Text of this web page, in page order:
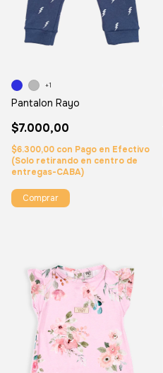
Pantalon Rayo
$7.000,00
$6.300,00 con Pago en Efectivo
(Solo retirando en centro de
entregas-CABA)
+1
Comprar